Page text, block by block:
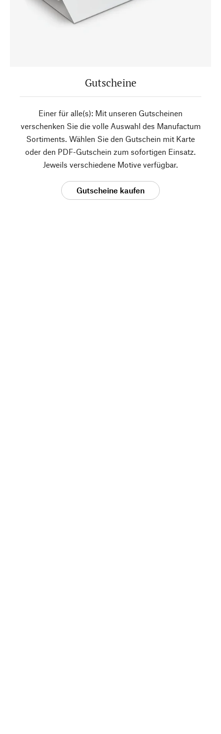
Gutscheine
Einer für alle(s): Mit unseren Gutscheinen
verschenken Sie die volle Auswahl des Manufactum
Sortiments. Wählen Sie den Gutschein mit Karte
oder den PDF-Gutschein zum sofortigen Einsatz.
Jeweils verschiedene Motive verfügbar.
Gutscheine kaufen